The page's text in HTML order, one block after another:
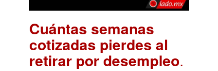
Cuántas semanas
cotizadas pierdes al
retirar por desempleo.